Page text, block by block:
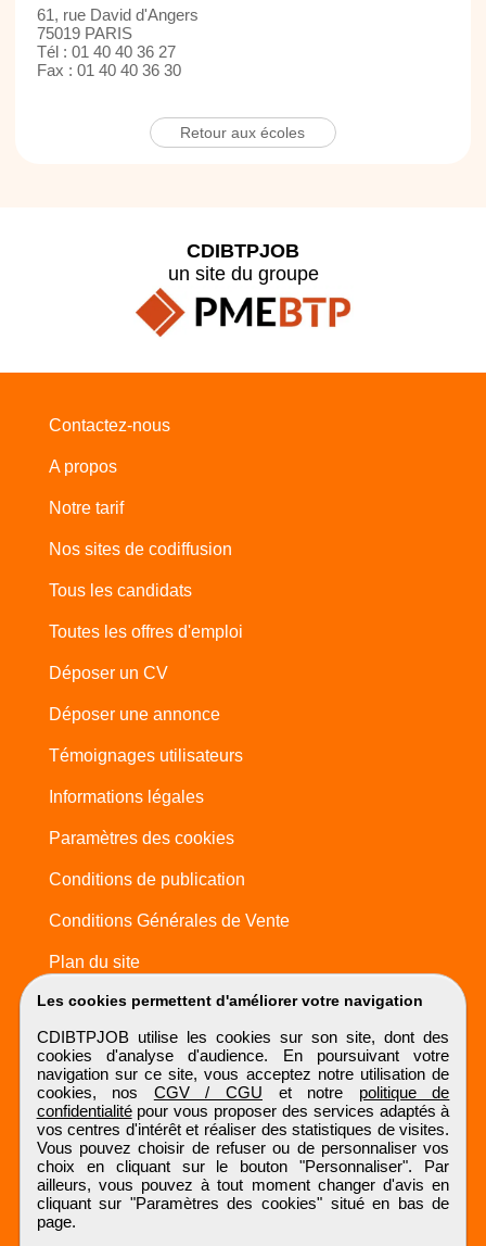
61, rue David d'Angers
75019 PARIS
Tél : 01 40 40 36 27
Fax : 01 40 40 36 30
Retour aux écoles
Les cookies permettent d'améliorer votre navigation
CDIBTPJOB utilise les cookies sur son site, dont des
cookies d'analyse d'audience. En poursuivant votre
navigation sur ce site, vous acceptez notre utilisation de
cookies, nos CGV / CGU et notre politique de
confidentialitépour vous proposer des services adaptés à
vos centres d'intérêt et réaliser des statistiques de visites.
Vous pouvez choisir de refuser ou de personnaliser vos
choix en cliquant sur le bouton "Personnaliser". Par
ailleurs, vous pouvez à tout moment changer d'avis en
cliquant sur "Paramètres des cookies" situé en bas de
page.
CDIBTPJOB
un site du groupe
Contactez-nous
A propos
Notre tarif
Nos sites de codiffusion
Tous les candidats
Toutes les offres d'emploi
Déposer un CV
Déposer une annonce
Témoignages utilisateurs
Informations légales
Paramètres des cookies
Conditions de publication
Conditions Générales de Vente
Plan du site